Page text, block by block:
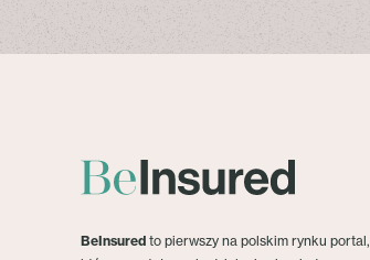
BeInsured to pierwszy na polskim rynku portal,